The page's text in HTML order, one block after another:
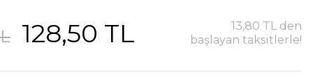
128,50 TL
13,80 TL den
başlayan taksitlerle!